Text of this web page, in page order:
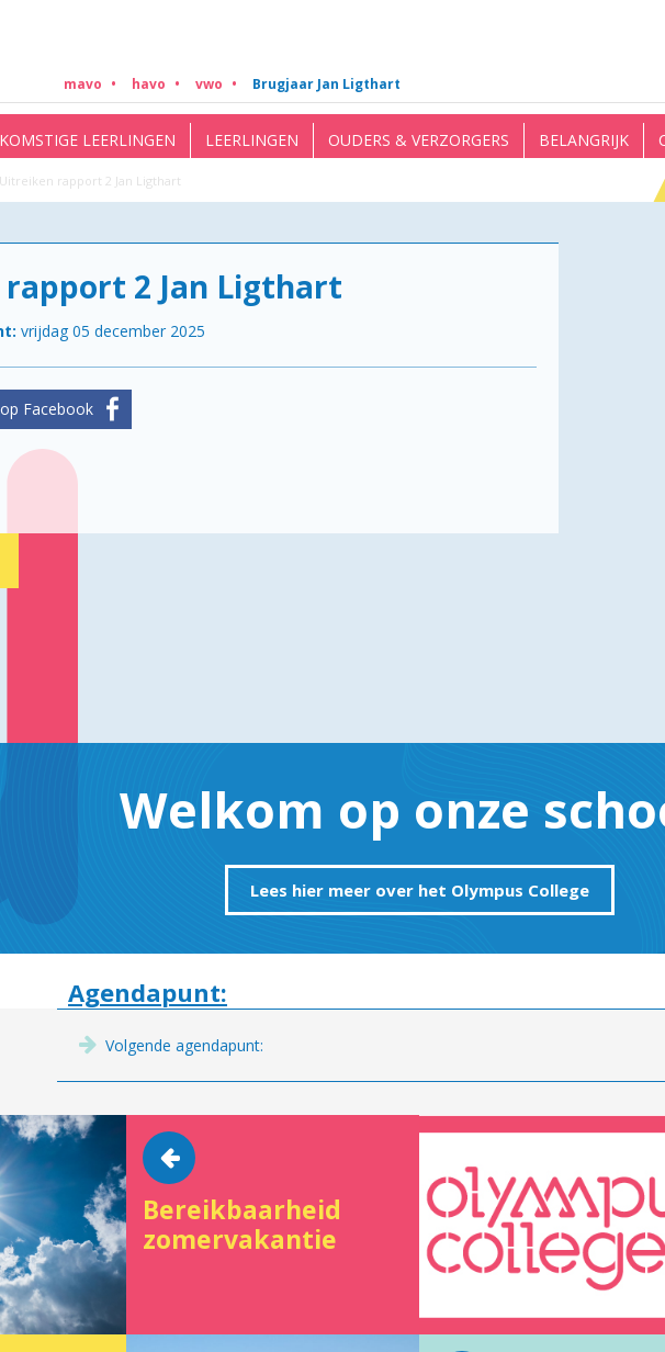
mavo havo vwo Brugjaar Jan Ligthart
LEERLINGEN LEERLINGEN OUDERS & VERZORGERS BELANGRIJK
Uitreiken rapport 2 Jan Ligthart
2 Jan Ligthart
vrijdag 05 december 2025
Welkom op onze
Lees hier meer over het Olympus College
Agendapunt:
Volgende agendapunt:
Bereikbaarheid
zomervakantie